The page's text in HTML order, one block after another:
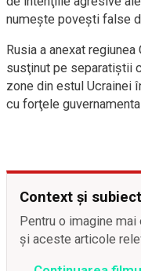
numeşte poveşti false
Rusia a anexat
susţinut pe separatiştii
zone din estul Ucrainei
cu forţele
Context și
Pentru o imagine
și aceste articole